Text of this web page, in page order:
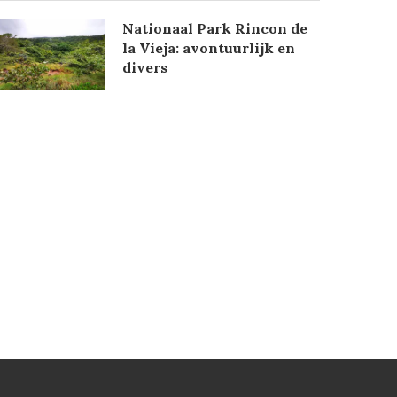
Nationaal Park Rincon de
la Vieja: avontuurlijk en
divers